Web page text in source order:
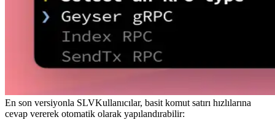
En son versiyonla SLVKullanıcılar, basit komut satırı hızlılarına
cevap vererek otomatik olarak yapılandırabilir: